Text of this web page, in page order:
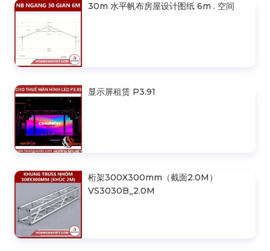
30m 水平帆布房屋设计图纸 6m . 空间
显示屏租赁 P3.91
桁架300X300mm（截面2.0M）
VS3030B_2.0M